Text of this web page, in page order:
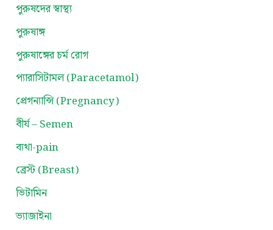
পুরুষদের স্বাস্থ্য
পুরুষাঙ্গ
পুরুষাঙ্গের চর্ম রোগ
প্যারাসিটামল (Paracetamol)
প্রেগন্যান্সি (Pregnancy)
বীর্য – Semen
ব্যথা-pain
ব্রেস্ট (Breast)
ভিটামিন
ভ্যাজাইনা